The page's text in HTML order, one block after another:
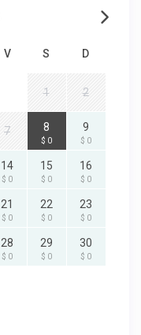
V S D
1 2
7 8
$ 0
9
$ 0
14
$ 0
15
$ 0
16
$ 0
21
$ 0
22
$ 0
23
$ 0
28
$ 0
29
$ 0
30
$ 0